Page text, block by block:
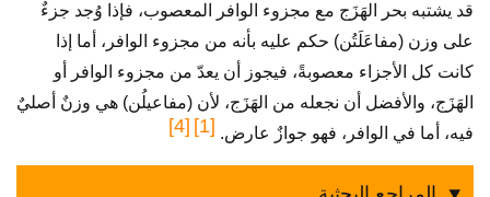
قد يشتبه بحر الهَزَج مع مجزوء الوافر المعصوب، فإذا وُجد جزءٌ
على وزن (مفاعَلَتُن) حكم عليه بأنه من مجزوء الوافر، أما إذا
كانت كل الأجزاء معصوبةً، فيجوز أن يعدّ من مجزوء الوافر أو
الهَزَج، والأفضل أن نجعله من الهَزَج، لأن (مفاعيلُن) هي وزنٌ أصليٌ
فيه، أما في الوافر، فهو جوازٌ عارض. [1]
[4]